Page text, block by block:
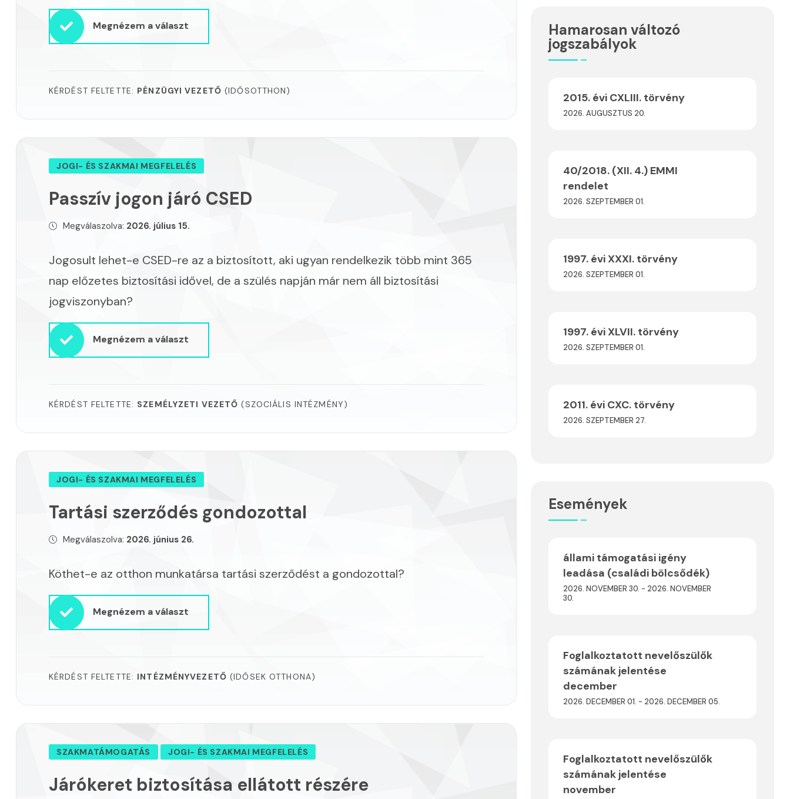
Megnézem a választ
KÉRDÉST FELTETTE: PÉNZÜGYI VEZETŐ (IDŐSOTTHON)
JOGI- ÉS SZAKMAI MEGFELELÉS
Passzív jogon járó CSED
Megválaszolva: 2026. július 15.
Jogosult lehet-e CSED-re az a biztosított, aki ugyan rendelkezik több mint 365
nap előzetes biztosítási idővel, de a szülés napján már nem áll biztosítási
jogviszonyban?
Megnézem a választ
KÉRDÉST FELTETTE: SZEMÉLYZETI VEZETŐ (SZOCIÁLIS INTÉZMÉNY)
JOGI- ÉS SZAKMAI MEGFELELÉS
Tartási szerződés gondozottal
Megválaszolva: 2026. június 26.
Köthet-e az otthon munkatársa tartási szerződést a gondozottal?
Megnézem a választ
KÉRDÉST FELTETTE: INTÉZMÉNYVEZETŐ (IDŐSEK OTTHONA)
SZAKMATÁMOGATÁS JOGI- ÉS SZAKMAI MEGFELELÉS
Járókeret biztosítása ellátott részére
Hamarosan változó
jogszabályok
2015. évi CXLIII. törvény
2026. AUGUSZTUS 20.
40/2018. (XII. 4.) EMMI
rendelet
2026. SZEPTEMBER 01.
1997. évi XXXI. törvény
2026. SZEPTEMBER 01.
1997. évi XLVII. törvény
2026. SZEPTEMBER 01.
2011. évi CXC. törvény
2026. SZEPTEMBER 27.
Események
állami támogatási igény
leadása (családi bölcsődék)
2026. NOVEMBER 30. - 2026. NOVEMBER
30.
Foglalkoztatott nevelőszülők
számának jelentése
december
2026. DECEMBER 01. - 2026. DECEMBER 05.
Foglalkoztatott nevelőszülők
számának jelentése
november